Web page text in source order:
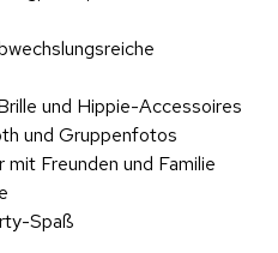
und Hippie-Accessoires
und Gruppenfotos
mit Freunden und Familie
Spaß